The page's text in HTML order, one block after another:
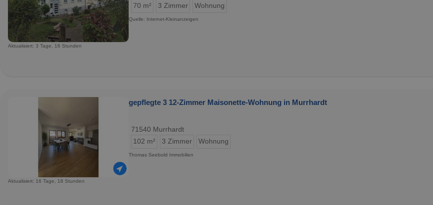
70 m²
3 Zimmer Wohnung
Quelle: Internet-Kleinanzeigen
Aktualisiert: 3 Tage, 16 Stunden
gepflegte 3 12-Zimmer Maisonette-Wohnung in Murrhardt
71540 Murrhardt
102 m²
3 Zimmer Wohnung
Thomas Seebold Immobilien
Aktualisiert: 16 Tage, 18 Stunden